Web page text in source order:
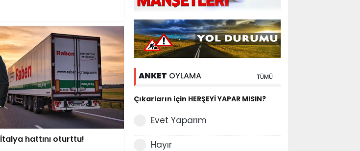
İtalya hattını oturttu!
ANKET OYLAMA TÜMÜ
Çıkarların için HERŞEYİ YAPAR MISIN?
Evet Yaparım
Hayır